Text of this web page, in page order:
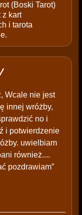
(Boski Tarot)
z kart
i tarota
Wcale nie jest
innej wróżby,
no i
i potwierdzenie
uwielbiam
również....
pozdrawiam”